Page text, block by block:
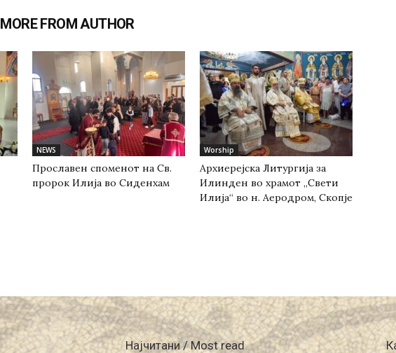
MORE FROM AUTHOR
NEWS
Прославен споменот на Св.
пророк Илија во Сиденхам
Worship
Архиерејска Литургија за
Илинден во храмот „Свети
Илија“ во н. Аеродром, Скопје
Најчитани / Most read